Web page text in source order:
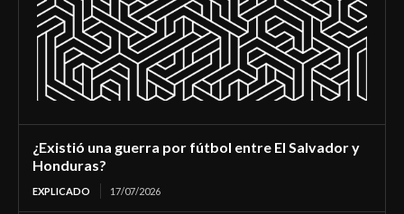
¿Existió una guerra por fútbol entre El Salvador y
Honduras?
EXPLICADO 17/07/2026